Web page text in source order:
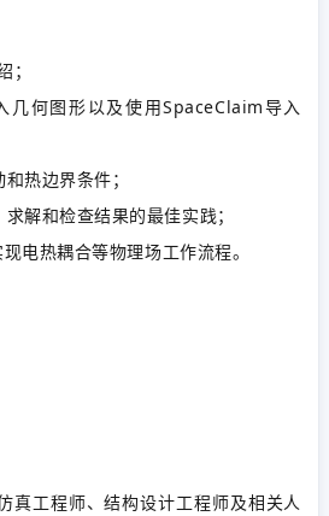
何图形以及使用SpaceClaim导入
热边界条件；
解和检查结果的最佳实践；
电热耦合等物理场工作流程。
真工程师、结构设计工程师及相关人